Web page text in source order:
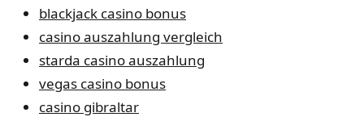
blackjack casino bonus
casino auszahlung vergleich
starda casino auszahlung
vegas casino bonus
casino gibraltar